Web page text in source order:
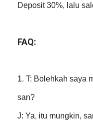
Deposit 30%, lalu
FAQ:
1. T: Bolehkah saya
san?
J: Ya, itu mungkin,